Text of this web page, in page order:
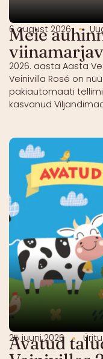
6 august 2026
Meie
2026. aasta Aasta
Veinivilla Rosé on
pakiautomaati
kasvanud
25 juuni 2026
Avatud